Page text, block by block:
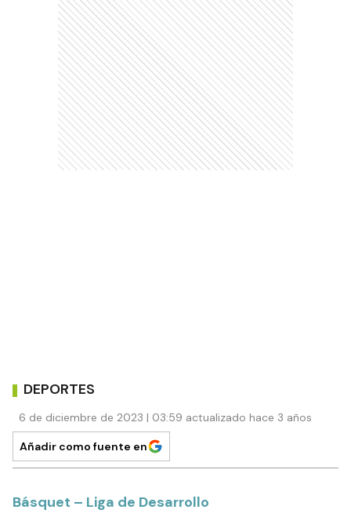
DEPORTES
6 de diciembre de 2023 | 03:59 actualizado hace 3 años
Añadir como fuente en
Básquet – Liga de Desarrollo